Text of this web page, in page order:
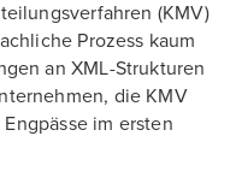
(KMV)
Prozess kaum
an XML-Strukturen
die KMV
im ersten